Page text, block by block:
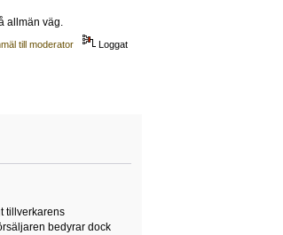
allmän väg.
till moderator Loggat
tillverkarens
bedyrar dock